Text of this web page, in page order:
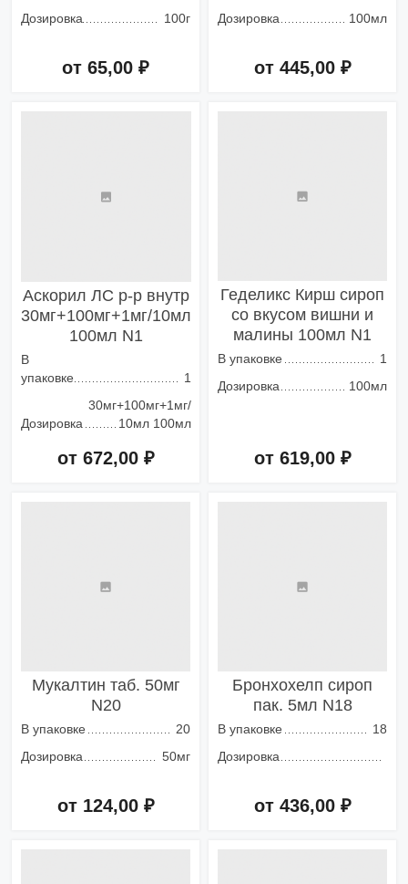
Дозировка
100г
от 65,00 ₽
Дозировка
100мл
от 445,00 ₽
Аскорил ЛС р-р внутр
30мг+100мг+1мг/10мл
100мл N1
В
упаковке
1
Дозировка
30мг+100мг+1мг/
10мл 100мл
от 672,00 ₽
Геделикс Кирш сироп
со вкусом вишни и
малины 100мл N1
В упаковке
1
Дозировка
100мл
от 619,00 ₽
Мукалтин таб. 50мг
N20
В упаковке
20
Дозировка
50мг
от 124,00 ₽
Бронхохелп сироп
пак. 5мл N18
В упаковке
18
Дозировка
от 436,00 ₽